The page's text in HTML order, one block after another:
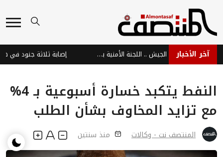
آخر الأخبار أدانت الهجمات على معسكرات الجيش .. اللجنة الأمنية بحضرموت : هجمات الحوثيين جاءت ردًا على ملاحقة خلايا التهريب والجريمة المنظمة
النفط يتكبد خسارة أسبوعية بـ 4%
مع تزايد المخاوف بشأن الطلب
المنتصف نت - وكالات منذ سنتين